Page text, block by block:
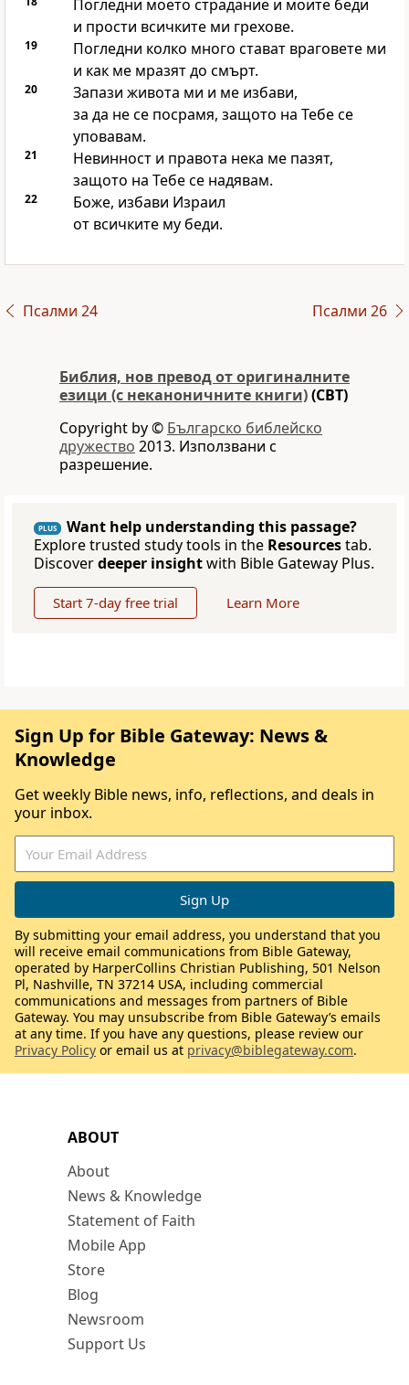
Погледни моето страдание и моите беди
и прости всичките ми грехове.
19
Погледни колко много стават враговете ми
и как ме мразят до смърт.
20
Запази живота ми и ме избави,
за да не се посрамя, защото на Тебе се
уповавам.
21
Невинност и правота нека ме пазят,
защото на Тебе се надявам.
22
Боже, избави Израил
от всичките му беди.
Псалми 24 Псалми 26
Библия, нов превод от оригиналните
езици (с неканоничните книги)(CBT)
Copyright by © Българско библейско
дружество 2013. Използвани с
разрешение.
PLUS
Want help understanding this passage?
Explore trusted study tools in the Resourcestab.
Discoverdeeper insightwith Bible Gateway Plus.
Start 7-day free trial Learn More
ABOUT
About
News & Knowledge
Statement of Faith
Mobile App
Store
Blog
Newsroom
Support Us
Sign Up for Bible Gateway: News &
Knowledge
Get weekly Bible news, info, reflections, and deals in
your inbox.
By submitting your email address, you understand that you
will receive email communications from Bible Gateway,
operated by HarperCollins Christian Publishing, 501 Nelson
Pl, Nashville, TN 37214 USA, including commercial
communications and messages from partners of Bible
Gateway. You may unsubscribe from Bible Gateway’s emails
at any time. If you have any questions, please review our
Privacy Policy or email us at privacy@biblegateway.com.